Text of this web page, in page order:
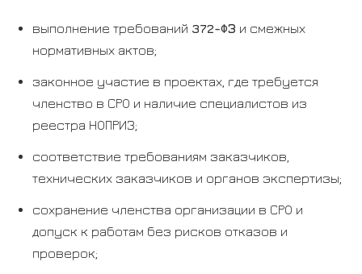
выполнение требований 372-ФЗ и смежных
нормативных актов;
законное участие в проектах, где требуется
членство в СРО и наличие специалистов из
реестра НОПРИЗ;
соответствие требованиям заказчиков,
технических заказчиков и органов экспертизы;
сохранение членства организации в СРО и
допуск к работам без рисков отказов и
проверок;